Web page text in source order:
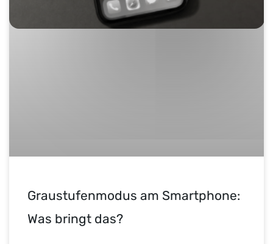
Graustufenmodus am Smartphone:
Was bringt das?